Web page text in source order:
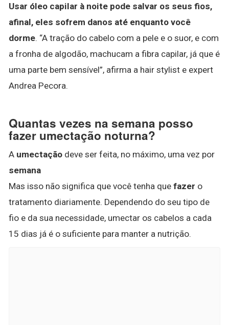
Usar óleo capilar à noite pode salvar os seus fios,
afinal, eles sofrem danos até enquanto você
dorme. “A tração do cabelo com a pele e o suor, e com
a fronha de algodão, machucam a fibra capilar, já que é
uma parte bem sensível”, afirma a hair stylist e expert
Andrea Pecora.
Quantas vezes na semana posso
fazer umectação noturna?
A umectação deve ser feita, no máximo, uma vez por
semana
Mas isso não significa que você tenha que fazer o
tratamento diariamente. Dependendo do seu tipo de
fio e da sua necessidade, umectar os cabelos a cada
15 dias já é o suficiente para manter a nutrição.